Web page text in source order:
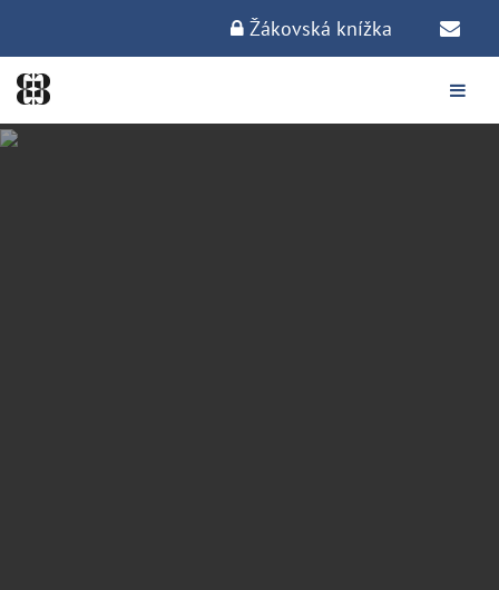
Žákovská knížka